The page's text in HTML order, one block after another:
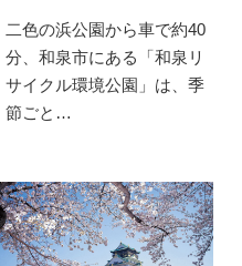
二色の浜公園から車で約40
分、和泉市にある「和泉リ
サイクル環境公園」は、季
節ごと…